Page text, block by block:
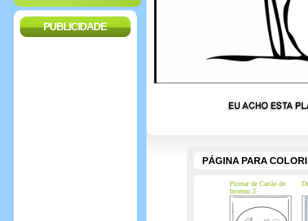
PUBLICIDADE
PÁGINA PARA
Picotar de Cartão de
Inverno 3